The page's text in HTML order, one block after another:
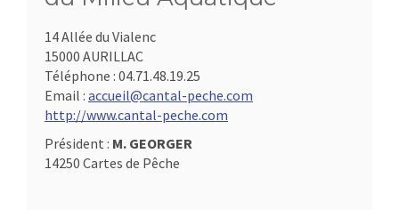
14 Allée du Vialenc
15000 AURILLAC
Téléphone : 04.71.48.19.25
Email : accueil@cantal-peche.com
http://www.cantal-peche.com
Président : M. GEORGER
14250 Cartes de Pêche